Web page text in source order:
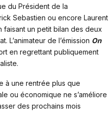
du Président de la
Sebastien ou encore Laurent
faisant un petit bilan des deux
L’animateur de l’émission On
en regrettant publiquement
à une rentrée plus que
ou économique ne s’améliore
des prochains mois